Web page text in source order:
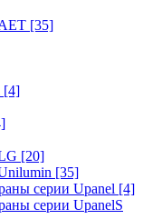
[35]
[4]
[20]
[35]
серии Upanel [4]
серии UpanelS